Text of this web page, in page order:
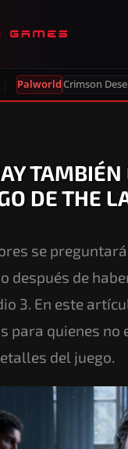
PalworldCrimson
TAMBIÉN
DE THE
se
después de
3. En este
para quienes no
del juego.